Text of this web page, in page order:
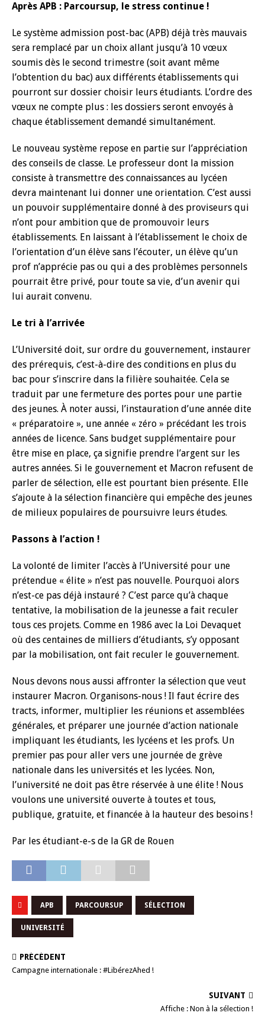
Après APB : Parcoursup, le stress continue !
Le système admission post-bac (APB) déjà très mauvais
sera remplacé par un choix allant jusqu’à 10 vœux
soumis dès le second trimestre (soit avant même
l’obtention du bac) aux différents établissements qui
pourront sur dossier choisir leurs étudiants. L’ordre des
vœux ne compte plus : les dossiers seront envoyés à
chaque établissement demandé simultanément.
Le nouveau système repose en partie sur l’appréciation
des conseils de classe. Le professeur dont la mission
consiste à transmettre des connaissances au lycéen
devra maintenant lui donner une orientation. C’est aussi
un pouvoir supplémentaire donné à des proviseurs qui
n’ont pour ambition que de promouvoir leurs
établissements. En laissant à l’établissement le choix de
l’orientation d’un élève sans l’écouter, un élève qu’un
prof n’apprécie pas ou qui a des problèmes personnels
pourrait être privé, pour toute sa vie, d’un avenir qui
lui aurait convenu.
Le tri à l’arrivée
L’Université doit, sur ordre du gouvernement, instaurer
des prérequis, c’est-à-dire des conditions en plus du
bac pour s’inscrire dans la filière souhaitée. Cela se
traduit par une fermeture des portes pour une partie
des jeunes. À noter aussi, l’instauration d’une année dite
« préparatoire », une année « zéro » précédant les trois
années de licence. Sans budget supplémentaire pour
être mise en place, ça signifie prendre l’argent sur les
autres années. Si le gouvernement et Macron refusent de
parler de sélection, elle est pourtant bien présente. Elle
s’ajoute à la sélection financière qui empêche des jeunes
de milieux populaires de poursuivre leurs études.
Passons à l’action !
La volonté de limiter l’accès à l’Université pour une
prétendue « élite » n’est pas nouvelle. Pourquoi alors
n’est-ce pas déjà instauré ? C’est parce qu’à chaque
tentative, la mobilisation de la jeunesse a fait reculer
tous ces projets. Comme en 1986 avec la Loi Devaquet
où des centaines de milliers d’étudiants, s’y opposant
par la mobilisation, ont fait reculer le gouvernement.
Nous devons nous aussi affronter la sélection que veut
instaurer Macron. Organisons-nous ! Il faut écrire des
tracts, informer, multiplier les réunions et assemblées
générales, et préparer une journée d’action nationale
impliquant les étudiants, les lycéens et les profs. Un
premier pas pour aller vers une journée de grève
nationale dans les universités et les lycées. Non,
l’université ne doit pas être réservée à une élite ! Nous
voulons une université ouverte à toutes et tous,
publique, gratuite, et financée à la hauteur des besoins !
Par les étudiant-e-s de la GR de Rouen
APB PARCOURSUP SÉLECTION
UNIVERSITÉ
PRÉCÉDENT
Campagne internationale : #LibérezAhed !
SUIVANT
Affiche : Non à la sélection !